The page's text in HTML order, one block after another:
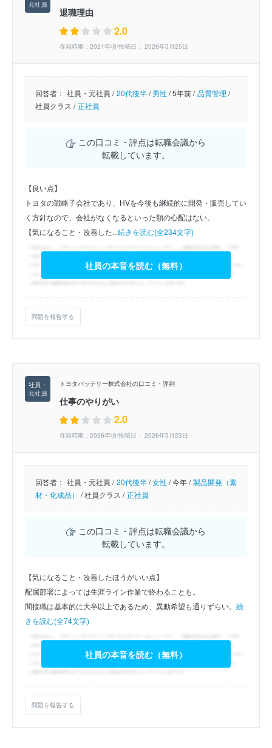
退職理由
2.0
在籍時期：2021年頃/投稿日： 2026年5月25日
回答者： 社員・元社員 / 20代後半/男性/5年前 / 品質管理 /
社員クラス / 正社員
この口コミ・評点は転職会議から
転載しています。
【良い点】
トヨタの戦略子会社であり、HVを今後も継続的に開発・販売してい
く方針なので、会社がなくなるといった類の心配はない。
【気になること・改善した...続きを読む(全234文字)
社員の本音を読む（無料）
問題を報告する
トヨタバッテリー株式会社の口コミ・評判
仕事のやりがい
2.0
在籍時期：2026年頃/投稿日： 2026年5月23日
回答者： 社員・元社員 / 20代後半/女性/今年 / 製品開発（素
材・化成品） /社員クラス / 正社員
この口コミ・評点は転職会議から
転載しています。
【気になること・改善したほうがいい点】
配属部署によっては生涯ライン作業で終わることも。
間接職は基本的に大卒以上であるため、異動希望も通りずらい。 続
きを読む(全74文字)
社員の本音を読む（無料）
問題を報告する